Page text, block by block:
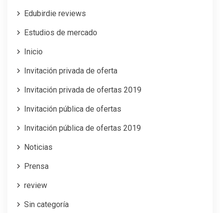
Edubirdie reviews
Estudios de mercado
Inicio
Invitación privada de oferta
Invitación privada de ofertas 2019
Invitación pública de ofertas
Invitación pública de ofertas 2019
Noticias
Prensa
review
Sin categoría